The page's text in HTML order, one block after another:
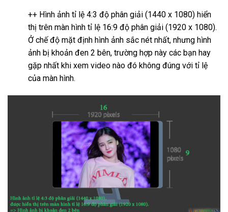
++ Hình ảnh tỉ lệ 4:3 độ phân giải (1440 x 1080) hiển
thị trên màn hình tỉ lệ 16:9 độ phân giải (1920 x 1080).
Ở chế độ mặt định hình ảnh sắc nét nhất, nhưng hình
ảnh bị khoản đen 2 bên, trường hợp này các bạn hay
gặp nhất khi xem video nào đó không đúng với tỉ lệ
của màn hình.